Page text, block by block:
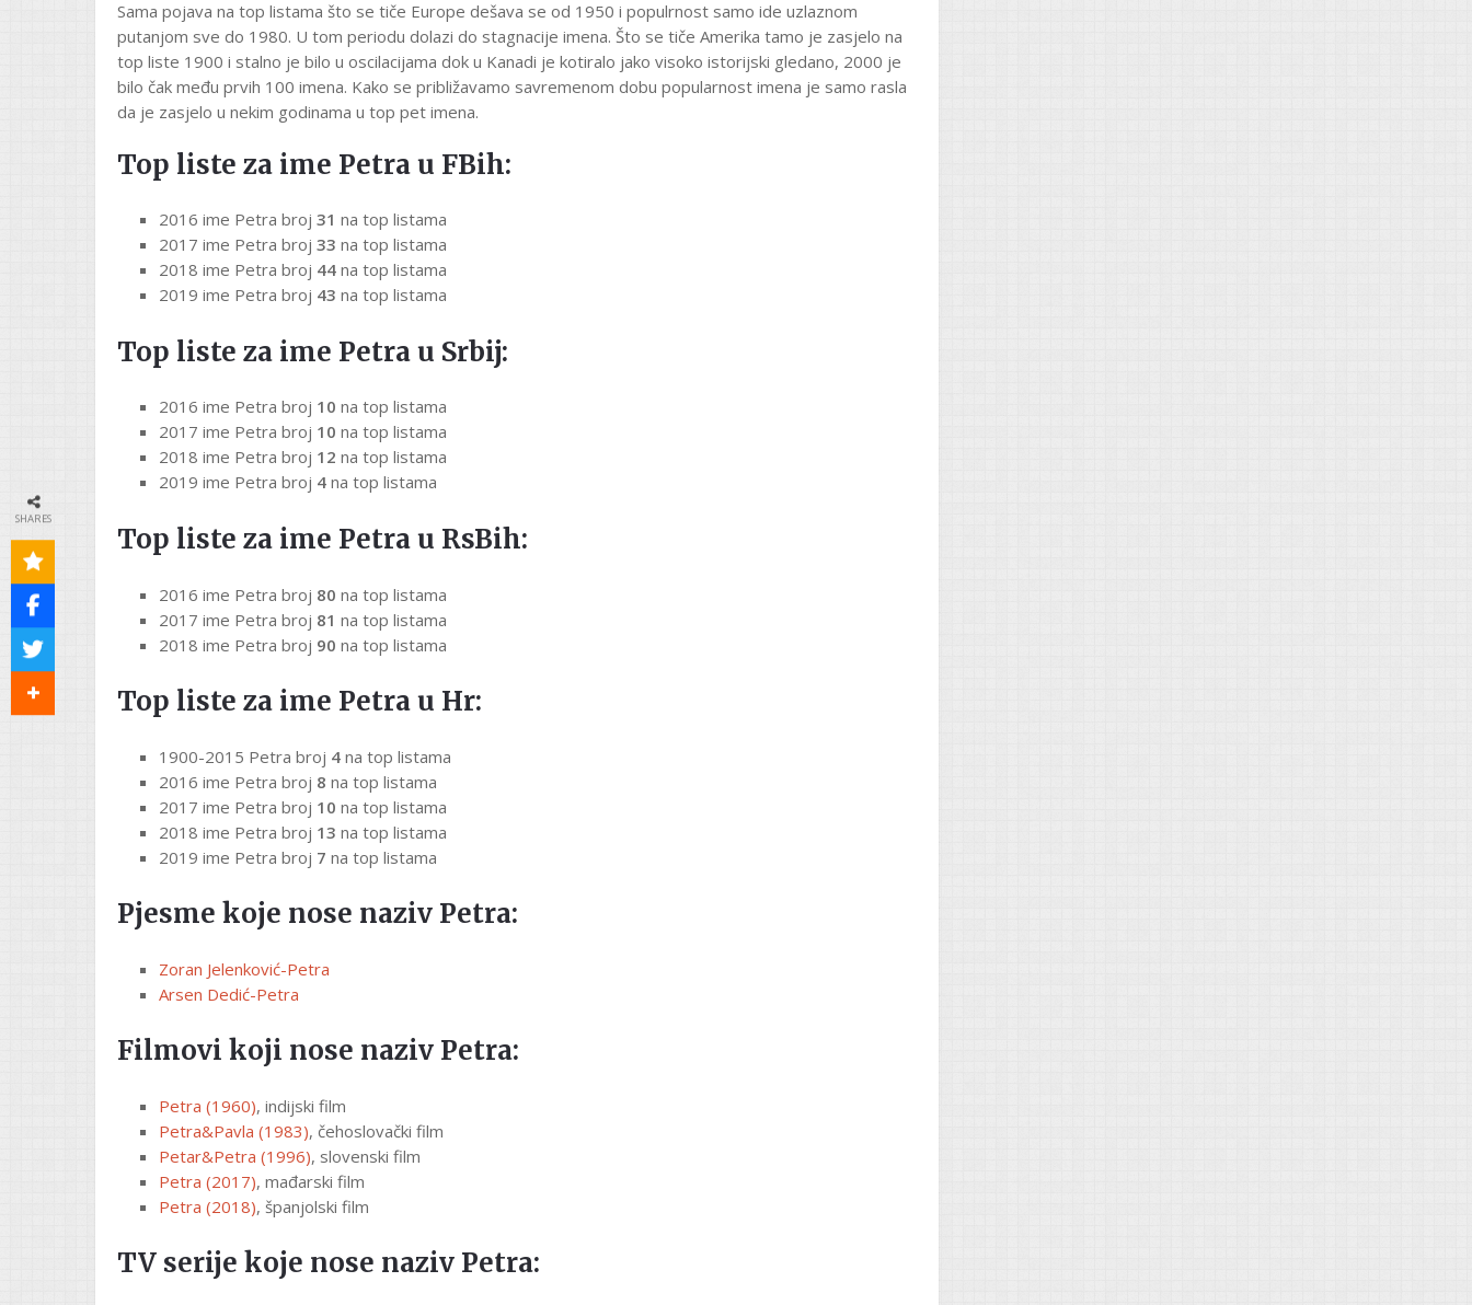
Sama pojava na top listama što se tiče Europe dešava se od 1950 i populrnost samo ide uzlaznom
putanjom sve do 1980. U tom periodu dolazi do stagnacije imena. Što se tiče Amerika tamo je zasjelo na
top liste 1900 i stalno je bilo u oscilacijama dok u Kanadi je kotiralo jako visoko istorijski gledano, 2000 je
bilo čak među prvih 100 imena. Kako se približavamo savremenom dobu popularnost imena je samo rasla
da je zasjelo u nekim godinama u top pet imena.
Top liste za ime Petra u FBih:
2016 ime Petra broj 31 na top listama
2017 ime Petra broj 33 na top listama
2018 ime Petra broj 44 na top listama
2019 ime Petra broj 43 na top listama
Top liste za ime Petra u Srbij:
2016 ime Petra broj 10 na top listama
2017 ime Petra broj 10 na top listama
2018 ime Petra broj 12 na top listama
2019 ime Petra broj 4na top listama
Top liste za ime Petra u RsBih:
2016 ime Petra broj 80 na top listama
2017 ime Petra broj 81 na top listama
2018 ime Petra broj 90 na top listama
Top liste za ime Petra u Hr:
1900-2015 Petra broj 4na top listama
2016 ime Petra broj 8 na top listama
2017 ime Petra broj 10 na top listama
2018 ime Petra broj 13 na top listama
2019 ime Petra broj 7 na top listama
Pjesme koje nose naziv Petra:
Zoran Jelenković-Petra
Arsen Dedić-Petra
Filmovi koji nose naziv Petra:
Petra (1960), indijski film
Petra&Pavla (1983), čehoslovački film
Petar&Petra (1996), slovenski film
Petra (2017), mađarski film
Petra (2018), španjolski film
TV serije koje nose naziv Petra:
SHARES